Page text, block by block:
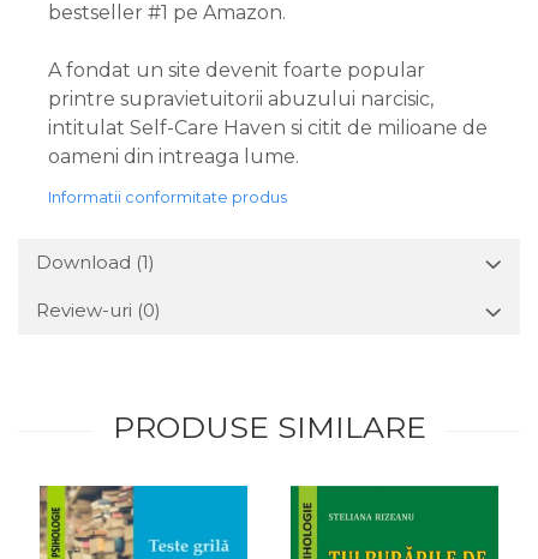
bestseller #1 pe Amazon.
A fondat un site devenit foarte popular
printre supravietuitorii abuzului narcisic,
intitulat Self-Care Haven si citit de milioane de
oameni din intreaga lume.
Informatii conformitate produs
Download (1)
Review-uri (0)
PRODUSE SIMILARE